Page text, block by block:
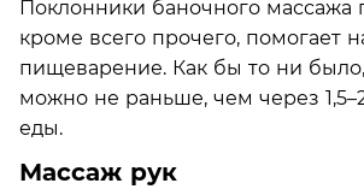
Поклонники баночного массажа
кроме всего прочего, помогает
пищеварение. Как бы то ни
можно не раньше, чем через
еды.
Массаж рук